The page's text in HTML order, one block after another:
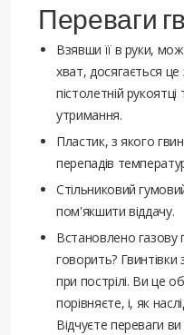
Переваги
Взявши її в руки,
хват, досягається це
пістолетній
утримання.
Пластик, з якого
перепадів
Стільниковий
пом'якшити віддачу.
Встановлено
говорить?
при пострілі. Ви це
порівняєте, і, як
Відчуєте переваги